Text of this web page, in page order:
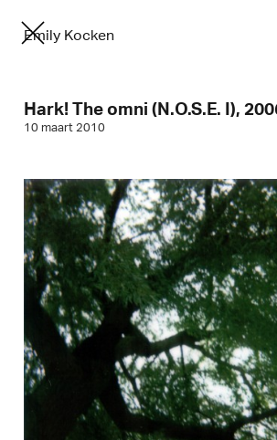
Emily Kocken
Hark! The omni (N.O.S.E. I),
10 maart 2010